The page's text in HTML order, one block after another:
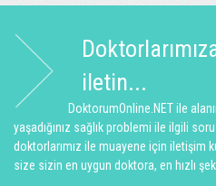
iletin...
DoktorumOnline.NET ile
yaşadığınız sağlık problemi ile ilgili
doktorlarımız ile muayene için iletişim
size sizin en uygun doktora, en hızlı